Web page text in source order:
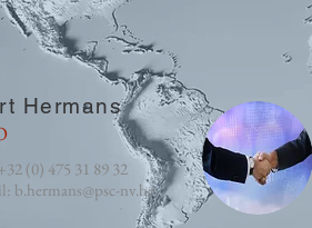
Hermans
(0) 475 31 89 32
b.hermans@psc-nv.be